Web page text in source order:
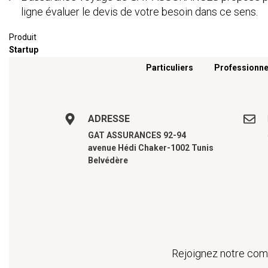
ligne évaluer le devis de votre besoin dans ce sens.
Produit
Startup
Particuliers
ADRESSE
GAT ASSURANCES 92-94
avenue Hédi Chaker-1002 Tunis
Belvédère
Rejoignez notre